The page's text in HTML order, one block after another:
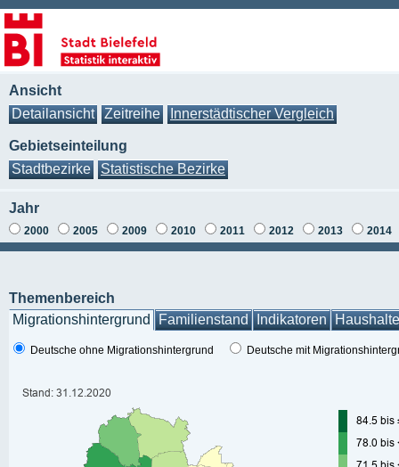
Ansicht
Detailansicht
Zeitreihe Innerstädtischer Vergleich
Gebietseinteilung
Stadtbezirke
Statistische Bezirke
Jahr
2000 2005 2009 2010 2011 2012 2013 2014
Themenbereich
Migrationshintergrund
Familienstand Indikatoren Haushalte
Deutsche ohne Migrationshintergrund Deutsche mit